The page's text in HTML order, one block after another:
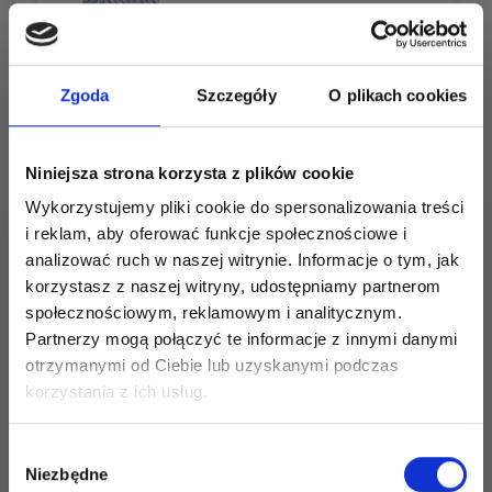
Zgoda Szczegóły O plikach cookies
Niniejsza strona korzysta z plików cookie
Wykorzystujemy pliki cookie do spersonalizowania treści
i reklam, aby oferować funkcje społecznościowe i
analizować ruch w naszej witrynie. Informacje o tym, jak
korzystasz z naszej witryny, udostępniamy partnerom
społecznościowym, reklamowym i analitycznym.
Partnerzy mogą połączyć te informacje z innymi danymi
otrzymanymi od Ciebie lub uzyskanymi podczas
korzystania z ich usług.
zgody
Niezbędne
Dodaj wszystko do koszyka
259-33 Blue Coast Cardi by
DROPS Design
DROPS 259-33
#bluecoastcardigan
Oszczędź nawet do 50%
miłośników włóczek i uzyskaj wyłączny